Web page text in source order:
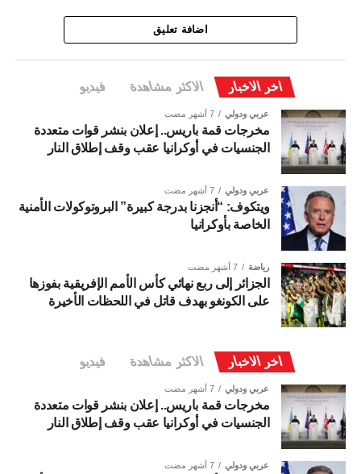
اضافة تعليق
اخر الاخبار الاكثر مشاهدة فيديو
عربي ودولي 7 أشهر مضت
مخرجات قمة باريس.. إعلان بنشر قوات متعددة
الجنسيات في أوكرانيا عقب وقف إطلاق النار
عربي ودولي 7 أشهر مضت
ويتكوف: “أنجزنا بدرجة كبيرة” البروتوكولات الأمنية
الخاصة بأوكرانيا
رياضة 7 أشهر مضت
الجزائر إلى ربع نهائي كأس الأمم الإفريقية بفوزها
على الكونغو بهدف قاتل في اللحظات الأخيرة
اخر الاخبار الاكثر مشاهدة فيديو
عربي ودولي 7 أشهر مضت
مخرجات قمة باريس.. إعلان بنشر قوات متعددة
الجنسيات في أوكرانيا عقب وقف إطلاق النار
عربي ودولي 7 أشهر مضت